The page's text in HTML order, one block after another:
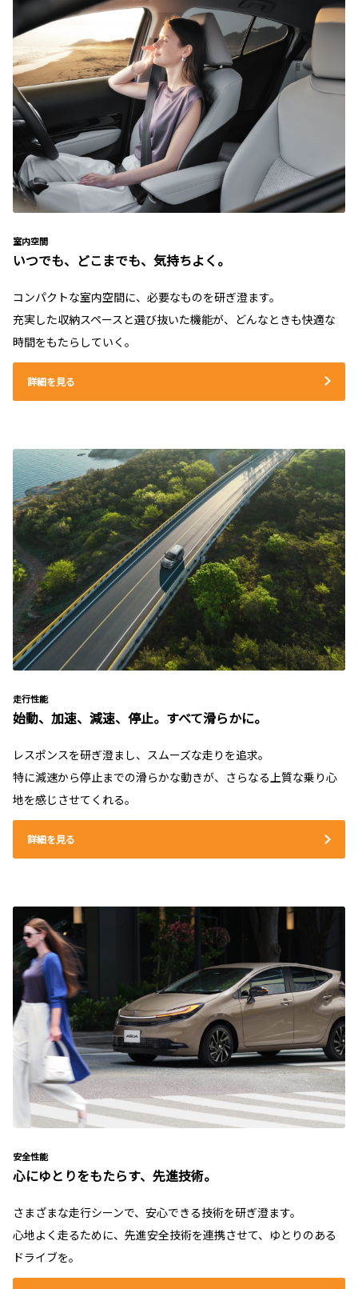
室内空間
いつでも、どこまでも、気持ちよく。
コンパクトな室内空間に、必要なものを研ぎ澄ます。
充実した収納スペースと選び抜いた機能が、どんなときも快適な
時間をもたらしていく。
詳細を見る
走行性能
始動、加速、減速、停止。すべて滑らかに。
レスポンスを研ぎ澄まし、スムーズな走りを追求。
特に減速から停止までの滑らかな動きが、さらなる上質な乗り心
地を感じさせてくれる。
詳細を見る
安全性能
心にゆとりをもたらす、先進技術。
さまざまな走行シーンで、安心できる技術を研ぎ澄ます。
心地よく走るために、先進安全技術を連携させて、ゆとりのある
ドライブを。